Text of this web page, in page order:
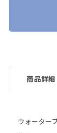
商品詳細
ウォーター